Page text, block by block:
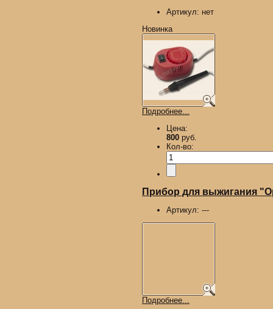
Артикул: нет
Новинка
Подробнее...
Цена:
800 руб.
Кол-во:
Прибор для выжигания
Артикул: ---
Подробнее...